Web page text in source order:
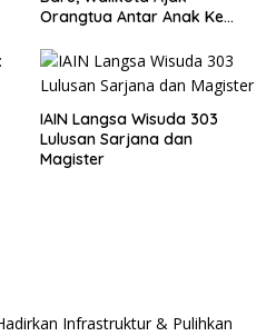
Orangtua Antar Anak Ke
IAIN Langsa Wisuda 303
Lulusan Sarjana dan
Magister